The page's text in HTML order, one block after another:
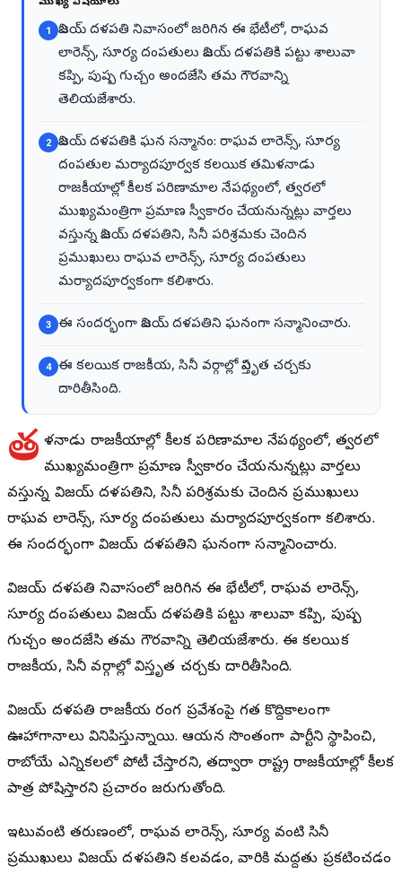
1
విజయ్ దళపతి నివాసంలో జరిగిన ఈ భేటీలో, రాఘవ
లారెన్స్, సూర్య దంపతులు విజయ్ దళపతికి పట్టు శాలువా
కప్పి, పుష్ప గుచ్చం అందజేసి తమ గౌరవాన్ని
తెలియజేశారు.
2
విజయ్ దళపతికి ఘన సన్మానం: రాఘవ లారెన్స్, సూర్య
దంపతుల మర్యాదపూర్వక కలయిక తమిళనాడు
రాజకీయాల్లో కీలక పరిణామాల నేపథ్యంలో, త్వరలో
ముఖ్యమంత్రిగా ప్రమాణ స్వీకారం చేయనున్నట్లు వార్తలు
వస్తున్న విజయ్ దళపతిని, సినీ పరిశ్రమకు చెందిన
ప్రముఖులు రాఘవ లారెన్స్, సూర్య దంపతులు
మర్యాదపూర్వకంగా కలిశారు.
3 ఈ సందర్భంగా విజయ్ దళపతిని ఘనంగా సన్మానించారు.
4
ఈ కలయిక రాజకీయ, సినీ వర్గాల్లో విస్తృత చర్చకు
దారితీసింది.
త మిళనాడు రాజకీయాల్లో కీలక పరిణామాల నేపథ్యంలో, త్వరలో
ముఖ్యమంత్రిగా ప్రమాణ స్వీకారం చేయనున్నట్లు వార్తలు
వస్తున్న విజయ్ దళపతిని, సినీ పరిశ్రమకు చెందిన ప్రముఖులు
రాఘవ లారెన్స్, సూర్య దంపతులు మర్యాదపూర్వకంగా కలిశారు.
ఈ సందర్భంగా విజయ్ దళపతిని ఘనంగా సన్మానించారు.
విజయ్ దళపతి నివాసంలో జరిగిన ఈ భేటీలో, రాఘవ లారెన్స్,
సూర్య దంపతులు విజయ్ దళపతికి పట్టు శాలువా కప్పి, పుష్ప
గుచ్చం అందజేసి తమ గౌరవాన్ని తెలియజేశారు. ఈ కలయిక
రాజకీయ, సినీ వర్గాల్లో విస్తృత చర్చకు దారితీసింది.
విజయ్ దళపతి రాజకీయ రంగ ప్రవేశంపై గత కొద్దికాలంగా
ఊహాగానాలు వినిపిస్తున్నాయి. ఆయన సొంతంగా పార్టీని స్థాపించి,
రాబోయే ఎన్నికలలో పోటీ చేస్తారని, తద్వారా రాష్ట్ర రాజకీయాల్లో కీలక
పాత్ర పోషిస్తారని ప్రచారం జరుగుతోంది.
ఇటువంటి తరుణంలో, రాఘవ లారెన్స్, సూర్య వంటి సినీ
ప్రముఖులు విజయ్ దళపతిని కలవడం, వారికి మద్దతు ప్రకటించడం